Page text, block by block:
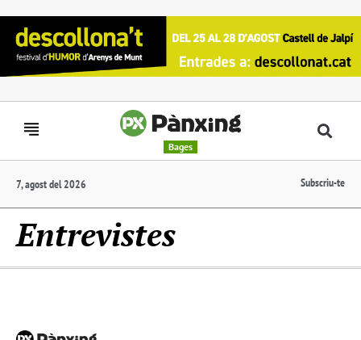
Bages
7, agost del 2026 Subscriu-te
Entrevistes